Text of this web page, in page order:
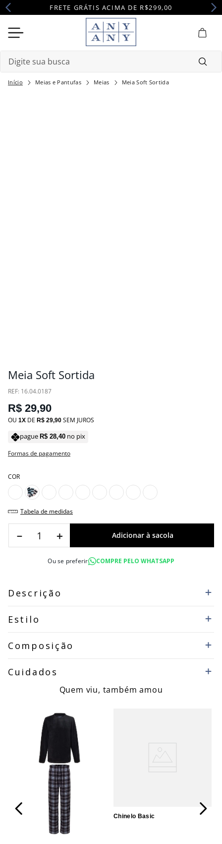
FRETE GRÁTIS ACIMA DE R$299,00
Meias e Pantufas Meias Meia Soft Sortida
Meia Soft Sortida
: 16.04.0187
R$ 29,90
OU 1 DE R$ 29,90 SEM JUROS
pague R$ 28,40 no pix
Formas de pagamento
COR
tabela de medidas
＋
－
Ou se preferir COMPRE PELO WHATSAPP
Descrição
Estilo
Composição
Cuidados
Quem viu, também amou
Chinelo Basic
Termos mais buscados